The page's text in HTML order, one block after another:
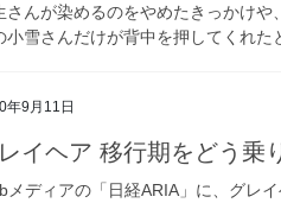
さんが染めるのをやめたきっかけや
小雪さんだけが背中を押してくれ
年9月11日
イヘア 移行期をどう乗
メディアの「日経ARIA」に、グレ